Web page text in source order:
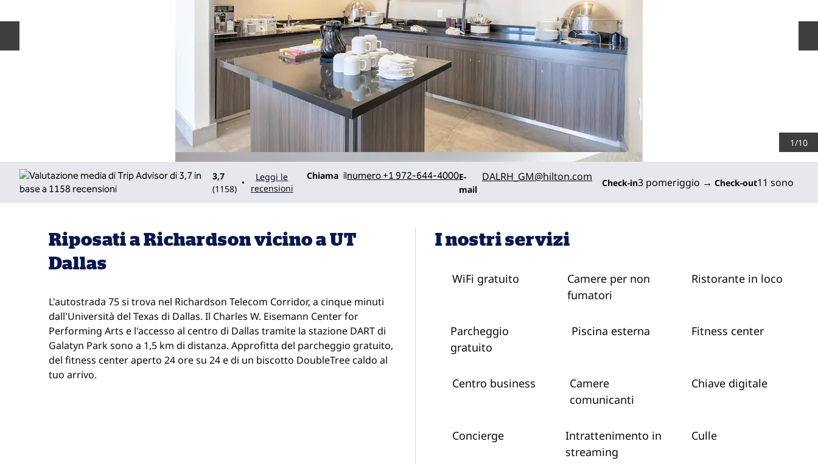
1/10
3,7
(1158)
•
Leggi le
recensioni
Chiama
Chiama ilnumero +1 972-644-4000E-
mail
Email DALRH_GM@hilton.com Check-in3 pomeriggio → Check-out11 sono
Riposati a Richardson vicino a UT
Dallas
L'autostrada 75 si trova nel Richardson Telecom Corridor, a cinque minuti
dall'Università del Texas di Dallas. Il Charles W. Eisemann Center for
Performing Arts e l'accesso al centro di Dallas tramite la stazione DART di
Galatyn Park sono a 1,5 km di distanza. Approfitta del parcheggio gratuito,
del fitness center aperto 24 ore su 24 e di un biscotto DoubleTree caldo al
tuo arrivo.
I nostri servizi
WiFi gratuito
Camere per non
fumatori
Ristorante in loco
Parcheggio
gratuito
Piscina esterna Fitness center
Centro business
Camere
comunicanti
Chiave digitale
Concierge
Intrattenimento in
streaming
Culle